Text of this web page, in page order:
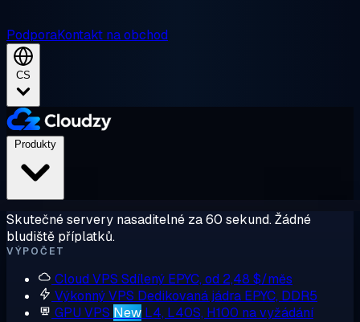
PodporaKontakt na obchod
CS
Skutečné servery nasaditelné za 60 sekund. Žádné
bludiště příplatků.
VÝPOČET
Cloud VPS Sdílený EPYC, od 2,48 $/měs
Výkonný VPS Dedikovaná jádra EPYC, DDR5
GPU VPS New L4, L40S, H100 na vyžádání